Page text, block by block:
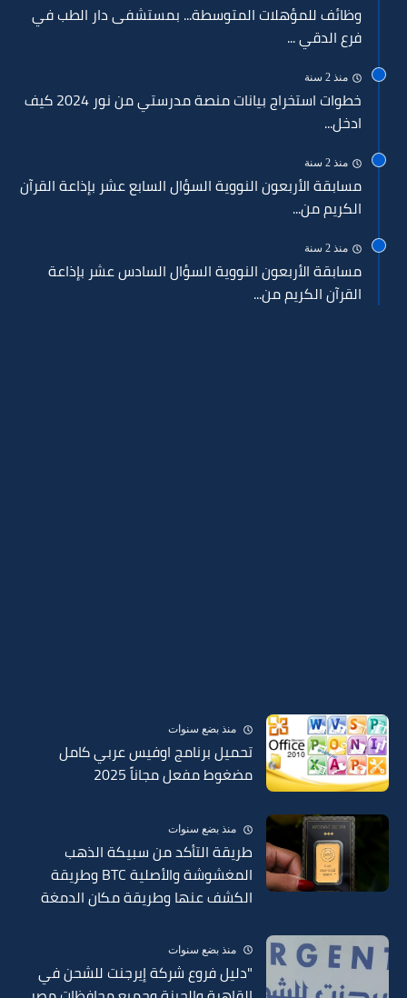
وظائف للمؤهلات المتوسطة... بمستشفى دار الطب في
فرع الدقي ...
منذ 2 سنة
خطوات استخراج بيانات منصة مدرستي من نور 2024 كيف
ادخل...
منذ 2 سنة
مسابقة الأربعون النووية السؤال السابع عشر بإذاعة القرآن
الكريم من...
منذ 2 سنة
مسابقة الأربعون النووية السؤال السادس عشر بإذاعة
القرآن الكريم من...
منذ بضع سنوات
تحميل برنامج اوفيس عربي كامل
مضغوط مفعل مجاناً 2025
منذ بضع سنوات
طريقة التأكد من سبيكة الذهب
المغشوشة والأصلية BTC وطريقة
الكشف عنها وطريقة مكان الدمغة
منذ بضع سنوات
"دليل فروع شركة إيرجنت للشحن في